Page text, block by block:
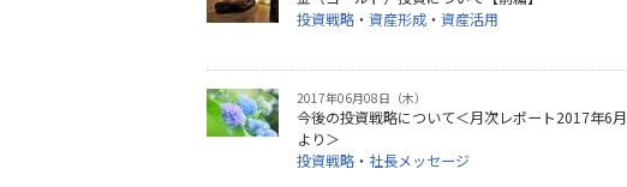
投資戦略 ・ 資産形成 ・ 資産活用
2017年06月08日（木）
今後の投資戦略について＜月次レポート2017年6月
より＞
投資戦略 ・ 社長メッセージ